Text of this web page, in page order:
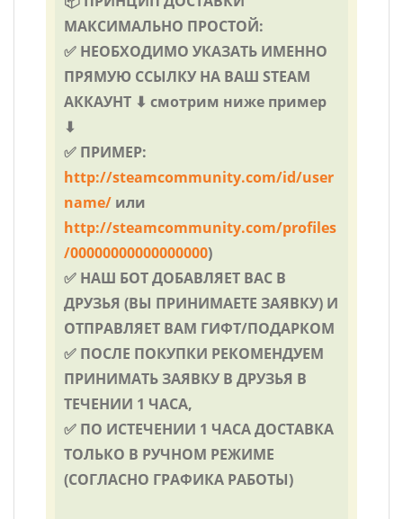
МАКСИМАЛЬНО ПРОСТОЙ:
✅ НЕОБХОДИМО УКАЗАТЬ ИМЕННО
ПРЯМУЮ ССЫЛКУ НА ВАШ STEAM
АККАУНТ ⬇ смотрим ниже пример
⬇
✅ ПРИМЕР:
http://steamcommunity.com/id/user
name/ или
http://steamcommunity.com/profiles
/00000000000000000)
✅ НАШ БОТ ДОБАВЛЯЕТ ВАС В
ДРУЗЬЯ (ВЫ ПРИНИМАЕТЕ ЗАЯВКУ) И
ОТПРАВЛЯЕТ ВАМ ГИФТ/ПОДАРКОМ
✅ ПОСЛЕ ПОКУПКИ РЕКОМЕНДУЕМ
ПРИНИМАТЬ ЗАЯВКУ В ДРУЗЬЯ В
ТЕЧЕНИИ 1 ЧАСА,
✅ ПО ИСТЕЧЕНИИ 1 ЧАСА ДОСТАВКА
ТОЛЬКО В РУЧНОМ РЕЖИМЕ
(СОГЛАСНО ГРАФИКА РАБОТЫ)